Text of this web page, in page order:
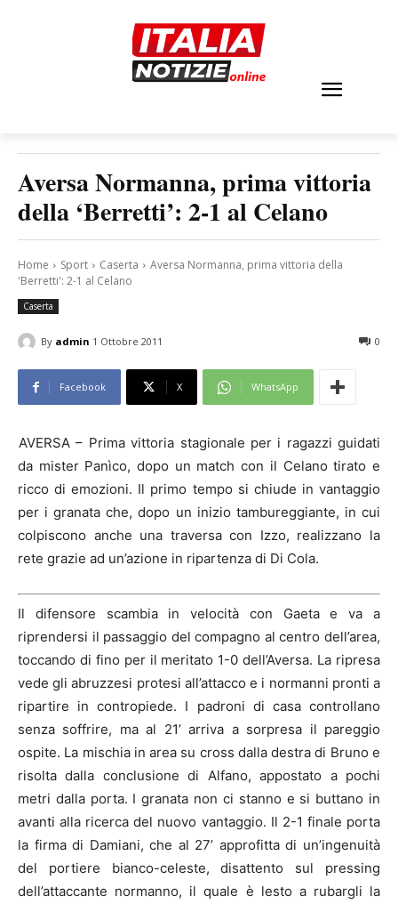
Aversa Normanna, prima vittoria
della ‘Berretti’: 2-1 al Celano
Home Sport Caserta
Aversa Normanna, prima vittoria della
'Berretti': 2-1 al Celano
Caserta
By admin 1 Ottobre 2011 0
Facebook X WhatsApp
AVERSA – Prima vittoria stagionale per i ragazzi guidati
da mister Panìco, dopo un match con il Celano tirato e
ricco di emozioni. Il primo tempo si chiude in vantaggio
per i granata che, dopo un inizio tambureggiante, in cui
colpiscono anche una traversa con Izzo, realizzano la
rete grazie ad un’azione in ripartenza di Di Cola.
Il difensore scambia in velocità con Gaeta e va a
riprendersi il passaggio del compagno al centro dell’area,
toccando di fino per il meritato 1-0 dell’Aversa. La ripresa
vede gli abruzzesi protesi all’attacco e i normanni pronti a
ripartire in contropiede. I padroni di casa controllano
senza soffrire, ma al 21’ arriva a sorpresa il pareggio
ospite. La mischia in area su cross dalla destra di Bruno e
risolta dalla conclusione di Alfano, appostato a pochi
metri dalla porta. I granata non ci stanno e si buttano in
avanti alla ricerca del nuovo vantaggio. Il 2-1 finale porta
la firma di Damiani, che al 27’ approfitta di un’ingenuità
del portiere bianco-celeste, disattento sul pressing
dell’attaccante normanno, il quale è lesto a rubargli la